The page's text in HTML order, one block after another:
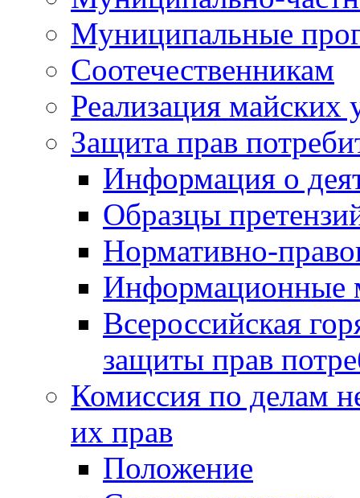
Муниципальные
Соотечественникам
Реализация майских
Защита прав
Информация о
Образцы
Нормативно-
Информационные
Всероссийская
защиты прав
Комиссия по делам
их прав
Положение